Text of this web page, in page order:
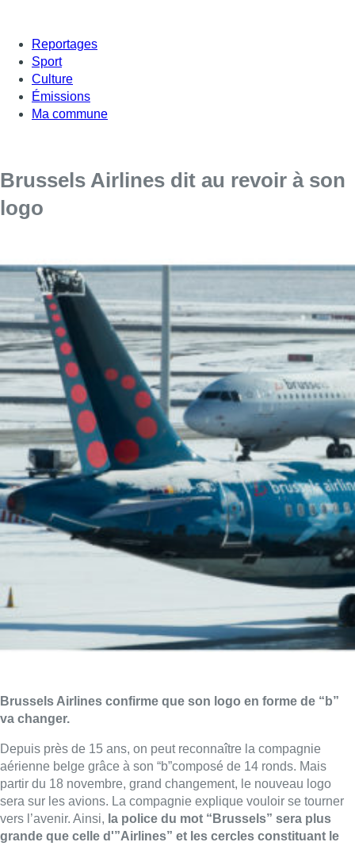
Reportages
Sport
Culture
Émissions
Ma commune
Brussels Airlines dit au revoir à son
logo
Brussels Airlines confirme que son logo en forme de “b”
va changer.
Depuis près de 15 ans, on peut reconnaître la compagnie
aérienne belge grâce à son “b”composé de 14 ronds. Mais
partir du 18 novembre, grand changement, le nouveau logo
sera sur les avions. La compagnie explique vouloir se tourner
vers l’avenir. Ainsi, la police du mot “Brussels” sera plus
grande que celle d'”Airlines” et les cercles constituant le